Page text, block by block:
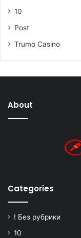
10
Post
Trumo Casino
About
Categories
! Без рубрики
10